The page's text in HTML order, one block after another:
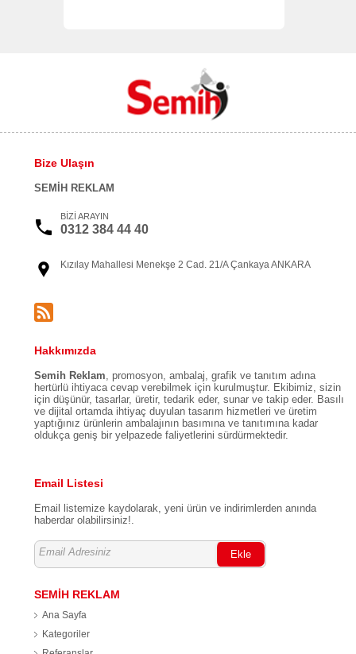
Bize Ulaşın
SEMİH REKLAM
BİZİ ARAYIN
0312 384 44 40
Kızılay Mahallesi Menekşe 2 Cad. 21/A Çankaya ANKARA
Hakkımızda
Semih Reklam, promosyon, ambalaj, grafik ve tanıtım adına
hertürlü ihtiyaca cevap verebilmek için kurulmuştur. Ekibimiz, sizin
için düşünür, tasarlar, üretir, tedarik eder, sunar ve takip eder. Basılı
ve dijital ortamda ihtiyaç duyulan tasarım hizmetleri ve üretim
yaptığınız ürünlerin ambalajının basımına ve tanıtımına kadar
oldukça geniş bir yelpazede faliyetlerini sürdürmektedir.
Email Listesi
Email listemize kaydolarak, yeni ürün ve indirimlerden anında
haberdar olabilirsiniz!.
Ekle
SEMİH REKLAM
Ana Sayfa
Kategoriler